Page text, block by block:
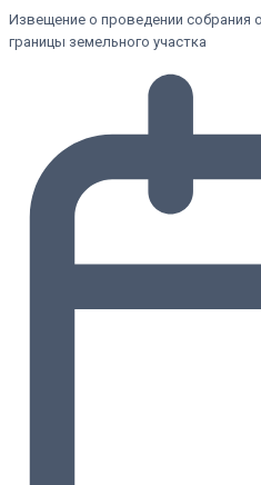
Извещение о проведении собрания
границы земельного участка